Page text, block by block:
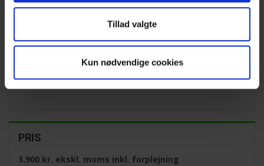
Tillad valgte
Kun nødvendige cookies
PRIS
3.900 kr. ekskl. moms inkl. forplejning